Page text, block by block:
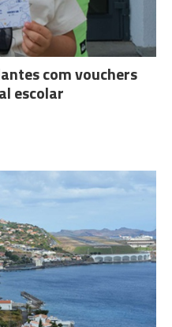
com vouchers
escolar